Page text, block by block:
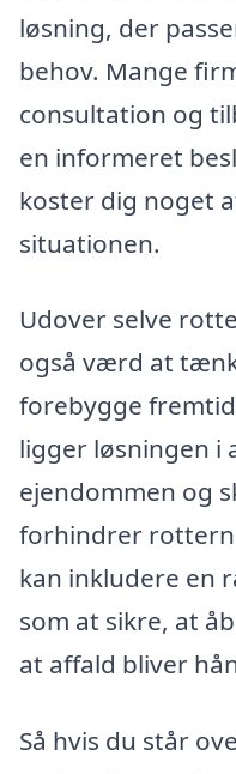
løsning, der
behov. Mange
consultation og
en informeret
koster dig noget
situationen.
Udover selve
også værd at
forebygge
ligger løsningen i
ejendommen og
forhindrer
kan inkludere en
som at sikre, at
at affald bliver
Så hvis du står